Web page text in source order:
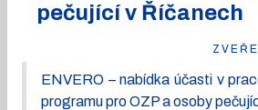
pečující v Říčanech
ENVERO – nabídka účasti v
programu pro OZP a osoby